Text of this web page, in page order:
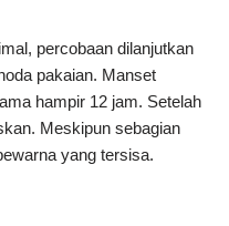
percobaan dilanjutkan
pakaian. Manset
hampir 12 jam. Setelah
Meskipun sebagian
yang tersisa.